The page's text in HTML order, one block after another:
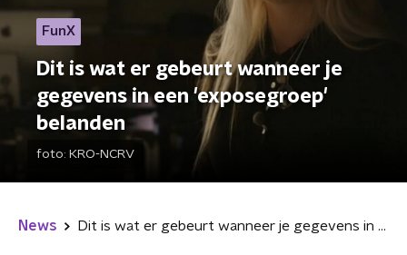
FunX
Dit is wat er gebeurt wanneer je
gegevens in een 'exposegroep'
belanden
foto: KRO-NCRV
News Dit is wat er gebeurt wanneer je gegevens in een 'exposegroep' belanden